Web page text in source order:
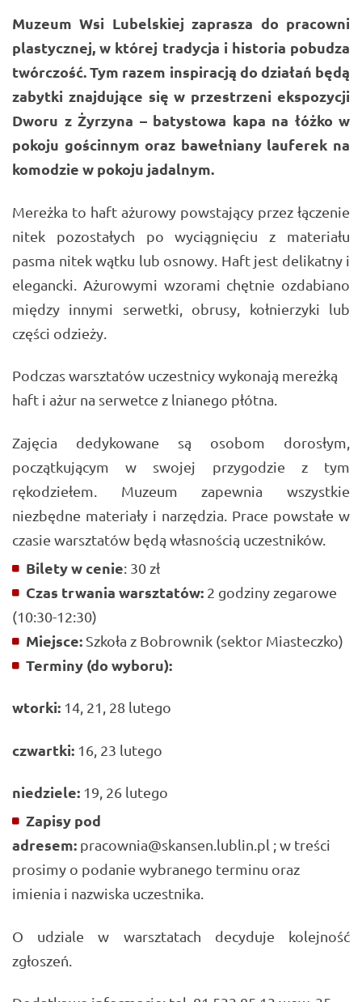
Muzeum Wsi Lubelskiej zaprasza do pracowni
plastycznej, w której tradycja i historia pobudza
twórczość. Tym razem inspiracją do działań będą
zabytki znajdujące się w przestrzeni ekspozycji
Dworu z Żyrzyna – batystowa kapa na łóżko w
pokoju gościnnym oraz bawełniany lauferek na
komodzie w pokoju jadalnym.
Mereżka to haft ażurowy powstający przez łączenie
nitek pozostałych po wyciągnięciu z materiału
pasma nitek wątku lub osnowy. Haft jest delikatny i
elegancki. Ażurowymi wzorami chętnie ozdabiano
między innymi serwetki, obrusy, kołnierzyki lub
części odzieży.
Podczas warsztatów uczestnicy wykonają mereżką
haft i ażur na serwetce z lnianego płótna.
Zajęcia dedykowane są osobom dorosłym,
początkującym w swojej przygodzie z tym
rękodziełem. Muzeum zapewnia wszystkie
niezbędne materiały i narzędzia. Prace powstałe w
czasie warsztatów będą własnością uczestników.
Bilety w cenie: 30 zł
Czas trwania warsztatów: 2 godziny zegarowe
(10:30-12:30)
Miejsce: Szkoła z Bobrownik (sektor Miasteczko)
Terminy (do wyboru):
wtorki: 14, 21, 28 lutego
czwartki: 16, 23 lutego
niedziele: 19, 26 lutego
Zapisy pod
adresem: pracownia@skansen.lublin.pl ; w treści
prosimy o podanie wybranego terminu oraz
imienia i nazwiska uczestnika.
O udziale w warsztatach decyduje kolejność
zgłoszeń.